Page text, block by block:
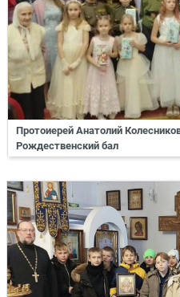
Протоиерей Анатолий
Рождественский бал